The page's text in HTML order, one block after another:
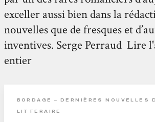
exceller aussi bien dans la
nouvelles que de fresques et
inventives. Serge Perraud Lire
entier
BORDAGE – DERNIÈRES NOUVELLES
LITTERAIRE